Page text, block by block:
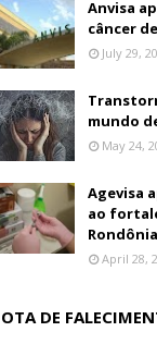
Anvisa
câncer
July 29,
mundo
May 24,
Agevisa
ao
Rondônia
April 28,
DE